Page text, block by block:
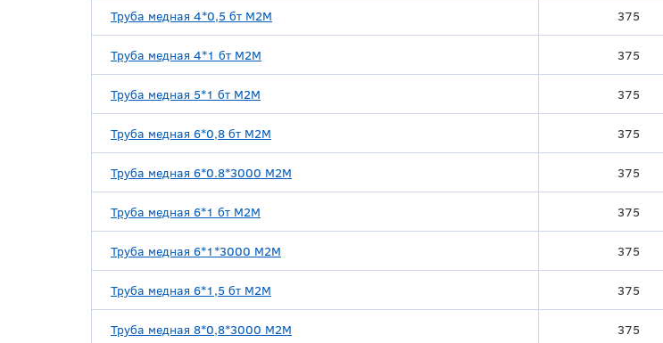
Труба медная 4*0,5 бт М2М 375
Труба медная 4*1 бт М2М 375
Труба медная 5*1 бт М2М 375
Труба медная 6*0,8 бт М2М 375
Труба медная 6*0.8*3000 М2М 375
Труба медная 6*1 бт М2М 375
Труба медная 6*1*3000 М2М 375
Труба медная 6*1,5 бт М2М 375
Труба медная 8*0,8*3000 М2М 375